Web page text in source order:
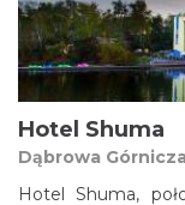
Hotel Shuma
Dąbrowa
Hotel Shuma,